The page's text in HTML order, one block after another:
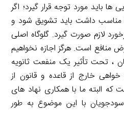
ها باید مورد توجه قرار گیرد؛ اگر
مناسب داشت باید تشویق شود و
لازم صورت گیرد. گلوگاه اصلی
منافع است. هرگز اجازه نخواهیم
، تحت تأثیر یک منفعت ثانویه
خارج از قاعده و قانون از
البته ما با همکاری نهاد های
با این موضوع به طور